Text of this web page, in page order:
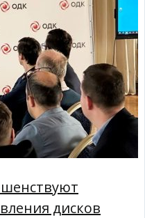
дисков